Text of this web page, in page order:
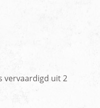
vervaardigd uit 2